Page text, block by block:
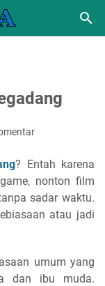
? Entah karena
nonton film
sadar waktu.
atau jadi
umum yang
dan ibu muda.